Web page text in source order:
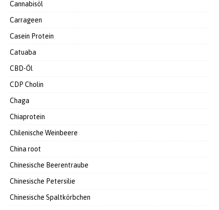
Cannabisöl
Carrageen
Casein Protein
Catuaba
CBD-Öl
CDP Cholin
Chaga
Chiaprotein
Chilenische Weinbeere
China root
Chinesische Beerentraube
Chinesische Petersilie
Chinesische Spaltkörbchen